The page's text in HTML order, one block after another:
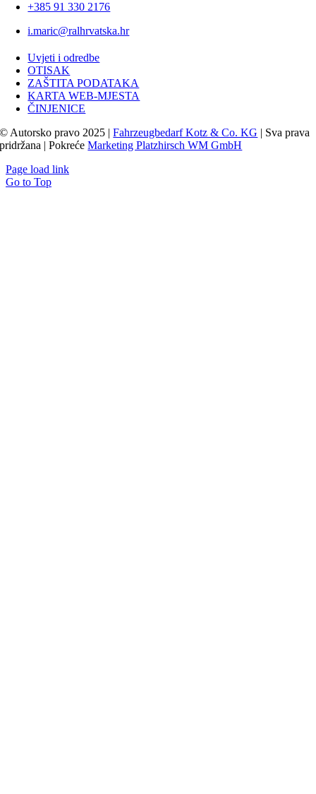
+385 91 330 2176
i.maric@ralhrvatska.hr
Uvjeti i odredbe
OTISAK
ZAŠTITA PODATAKA
KARTA WEB-MJESTA
ČINJENICE
© Autorsko pravo 2025 |Fahrzeugbedarf Kotz & Co. KG | Sva prava
pridržana | PokrećeMarketing Platzhirsch WM GmbH
Page load link
Go to Top